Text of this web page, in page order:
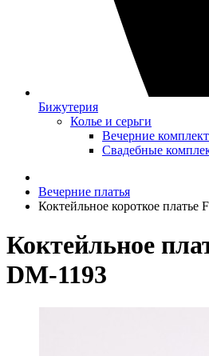
Бижутерия
Колье и серьги
Вечерние
Свадебные
Вечерние платья
Коктейльное короткое платье
Коктейльное
DM-1193